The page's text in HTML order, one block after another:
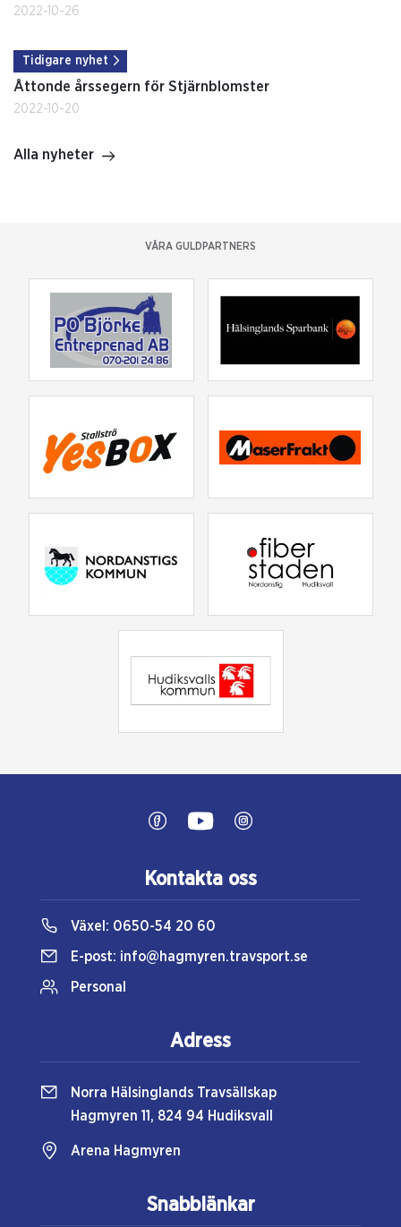
2022-10-26
Tidigare nyhet
Åttonde årssegern för Stjärnblomster
2022-10-20
Alla nyheter
VÅRA GULDPARTNERS
Snabblänkar
Kontakta oss
Växel: 0650-54 20 60
E-post: info@hagmyren.travsport.se
Personal
Adress
Norra Hälsinglands Travsällskap
Hagmyren 11, 824 94 Hudiksvall
Arena Hagmyren